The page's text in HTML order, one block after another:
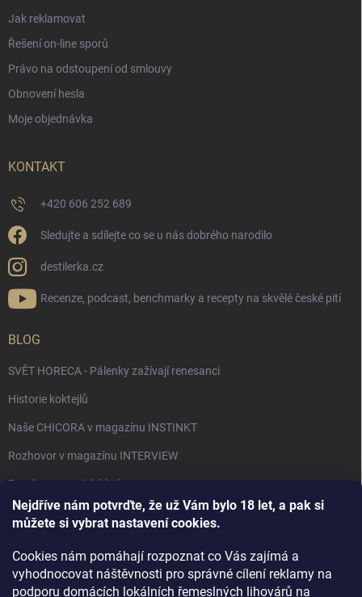
Nejdříve nám potvrďte, že už Vám bylo 18 let, a pak si
můžete si vybrat nastavení cookies.
Cookies nám pomáhají rozpoznat co Vás zajímá a
vyhodnocovat náštěvnosti pro správné cílení reklamy na
podporu domácích lokálních řemeslných lihovárů na
Jak reklamovat
Řešení on-line sporů
Právo na odstoupení od smlouvy
Obnovení hesla
Moje objednávka
KONTAKT
+420 606 252 689
Sledujte a sdílejte co se u nás dobrého narodilo
destilerka.cz
Recenze, podcast, benchmarky a recepty na skvělé české pití
BLOG
SVĚT HORECA - Pálenky zažívají renesanci
Historie koktejlů
Naše CHICORA v magazínu INSTINKT
Rozhovor v magazínu INTERVIEW
Bourbon, americká krása.
Napsali v TÝDNU o naší práci
Rozhovor s DESTILERKA.CZ v magazínu DRINKING-CAT